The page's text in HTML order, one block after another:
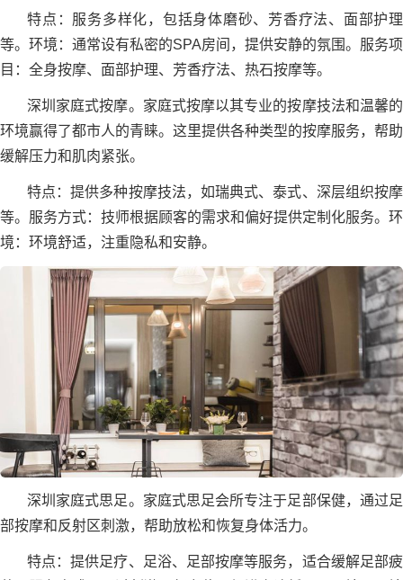
特点：服务多样化，包括身体磨砂、芳香疗法、面部护理
等。环境：通常设有私密的SPA房间，提供安静的氛围。服务项
目：全身按摩、面部护理、芳香疗法、热石按摩等。
深圳家庭式按摩。家庭式按摩以其专业的按摩技法和温馨的
环境赢得了都市人的青睐。这里提供各种类型的按摩服务，帮助
缓解压力和肌肉紧张。
特点：提供多种按摩技法，如瑞典式、泰式、深层组织按摩
等。服务方式：技师根据顾客的需求和偏好提供定制化服务。环
境：环境舒适，注重隐私和安静。
深圳家庭式思足。家庭式思足会所专注于足部保健，通过足
部按摩和反射区刺激，帮助放松和恢复身体活力。
特点：提供足疗、足浴、足部按摩等服务，适合缓解足部疲